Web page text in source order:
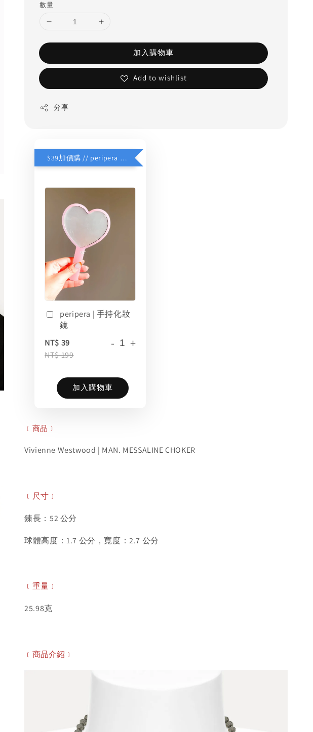
數量
加入購物車
Add to wishlist
分享
$39加價購 // peripera 手持化妝鏡
peripera | 手持化妝
鏡
NT$ 39
NT$ 199
- +
加入購物車
﹝商品﹞
Vivienne Westwood | MAN. MESSALINE CHOKER
﹝尺寸﹞
鍊長：52 公分
球體高度：1.7 公分，寬度：2.7 公分
﹝重量﹞
25.98克
﹝商品介紹﹞